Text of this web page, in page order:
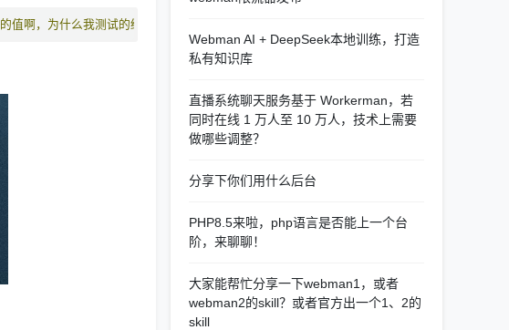
的值啊，为什么我测试的结果依旧是正确的，即请求
Webman AI + DeepSeek本地训练，打造
私有知识库
直播系统聊天服务基于 Workerman，若
同时在线 1 万人至 10 万人，技术上需要
做哪些调整？
分享下你们用什么后台
PHP8.5来啦，php语言是否能上一个台
阶，来聊聊！
大家能帮忙分享一下webman1，或者
webman2的skill？或者官方出一个1、2的
skill